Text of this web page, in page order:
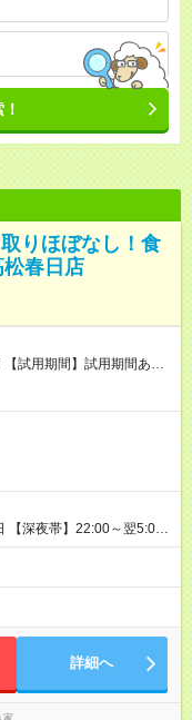
りほぼなし！食
春日店
与は本採用時と同じです。
し）ですが、切り上げで
【深夜帯】22:00～翌5:00
5:00までは18歳以上の方
のため） ★深夜で
すので、安心して働けま
詳細へ
家